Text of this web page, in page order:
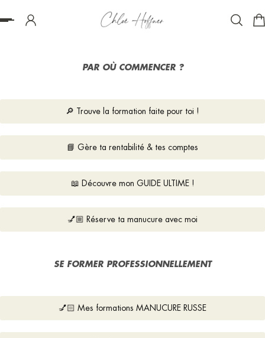
au contenu
PAR OÙ COMMENCER ?
🔎 Trouve la formation faite pour toi !
📘 Gère ta rentabilité & tes comptes
📖 Découvre mon GUIDE ULTIME !
💅🏼 Réserve ta manucure avec moi
SE FORMER PROFESSIONNELLEMENT
💅🏻 Mes formations MANUCURE RUSSE